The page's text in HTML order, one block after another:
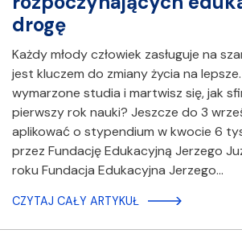
drogę
Każdy młody człowiek zasługuje na
jest kluczem do zmiany życia na
wymarzone studia i martwisz się, jak
pierwszy rok nauki? Jeszcze do 3
aplikować o stypendium w kwocie 6
przez Fundację Edukacyjną Jerzego
roku Fundacja Edukacyjna Jerzego…
CZYTAJ CAŁY ARTYKUŁ